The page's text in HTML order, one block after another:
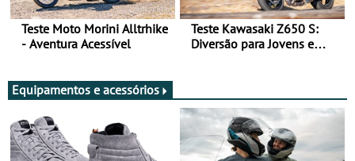
Teste Moto Morini Alltrhike
- Aventura Acessível
Teste Kawasaki Z650 S:
Diversão para Jovens e
Equipamentos e acessórios